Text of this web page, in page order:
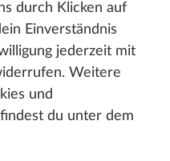
durch Klicken auf
Einverständnis
jederzeit mit
Weitere
und
du unter dem
Bad
indirekte Beleuchtung